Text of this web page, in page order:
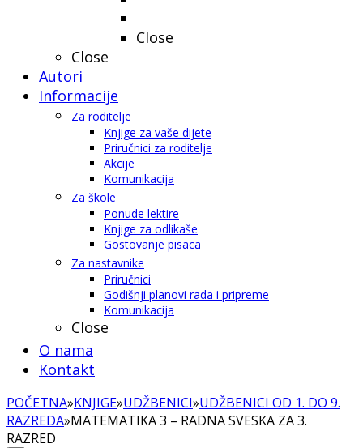
Close
Close
Autori
Informacije
Za roditelje
Knjige za vaše dijete
Priručnici za roditelje
Akcije
Komunikacija
Za škole
Ponude lektire
Knjige za odlikaše
Gostovanje pisaca
Za nastavnike
Priručnici
Godišnji planovi rada i pripreme
Komunikacija
Close
O nama
Kontakt
POČETNA»KNJIGE»UDŽBENICI»UDŽBENICI OD 1. DO 9.
RAZREDA»MATEMATIKA 3 – RADNA SVESKA ZA 3.
RAZRED